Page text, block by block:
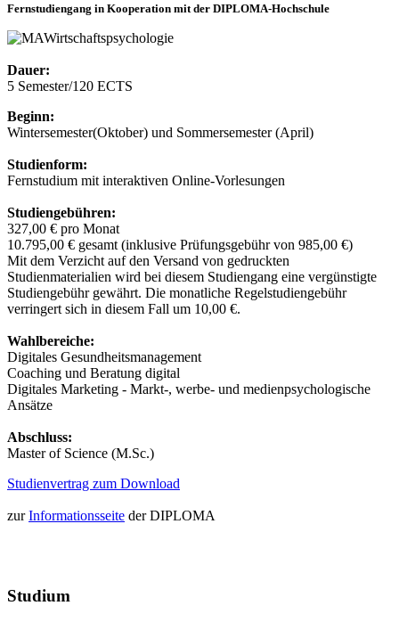
Fernstudiengang in Kooperation mit der DIPLOMA-Hochschule
Dauer:
5 Semester/120 ECTS
Beginn:
Wintersemester(Oktober) und Sommersemester (April)
Studienform:
Fernstudium mit interaktiven Online-Vorlesungen
Studiengebühren:
327,00 € pro Monat
10.795,00 € gesamt (inklusive Prüfungsgebühr von 985,00 €)
Mit dem Verzicht auf den Versand von gedruckten
Studienmaterialien wird bei diesem Studiengang eine vergünstigte
Studiengebühr gewährt. Die monatliche Regelstudiengebühr
verringert sich in diesem Fall um 10,00 €.
Wahlbereiche:
Digitales Gesundheitsmanagement
Coaching und Beratung digital
Digitales Marketing - Markt-, werbe- und medienpsychologische
Ansätze
Abschluss:
Master of Science (M.Sc.)
Studienvertrag zum Download
zurInformationsseite der DIPLOMA
Studium